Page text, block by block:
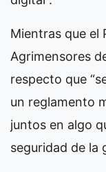
Mientras que el
Agrimensores
respecto que
un reglamento
juntos en algo
seguridad de la